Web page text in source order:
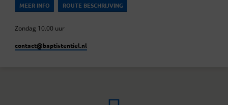
MEER INFO ROUTE BESCHRIJVING
Zondag 10.00 uur
contact​@baptistentiel.nl